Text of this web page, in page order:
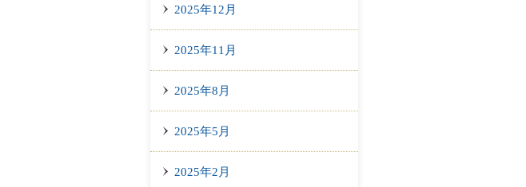
2025年12月
2025年11月
2025年8月
2025年5月
2025年2月